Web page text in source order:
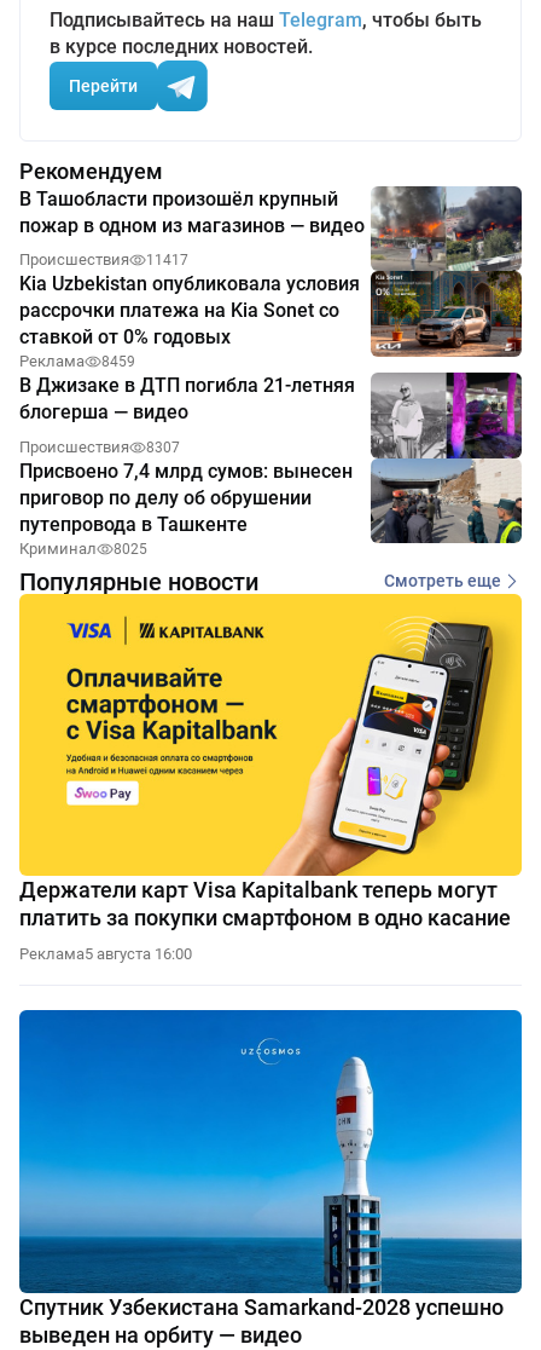
Подписывайтесь на наш Telegram, чтобы быть
в курсе последних новостей.
Перейти
Рекомендуем
В Ташобласти произошёл крупный
пожар в одном из магазинов — видео
Происшествия 11417
Kia Uzbekistan опубликовала условия
рассрочки платежа на Kia Sonet со
ставкой от 0% годовых
Реклама 8459
В Джизаке в ДТП погибла 21-летняя
блогерша — видео
Происшествия 8307
Присвоено 7,4 млрд сумов: вынесен
приговор по делу об обрушении
путепровода в Ташкенте
Криминал 8025
Популярные новости Смотреть еще
Держатели карт Visa Kapitalbank теперь могут
платить за покупки смартфоном в одно касание
Реклама5 августа 16:00
Спутник Узбекистана Samarkand-2028 успешно
выведен на орбиту — видео